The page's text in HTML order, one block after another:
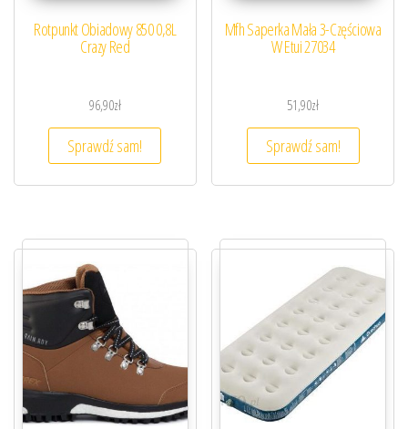
Rotpunkt Obiadowy 850 0,8L
Crazy Red
96,90zł
Sprawdź sam!
Mfh Saperka Mała 3-Częściowa
W Etui 27034
51,90zł
Sprawdź sam!